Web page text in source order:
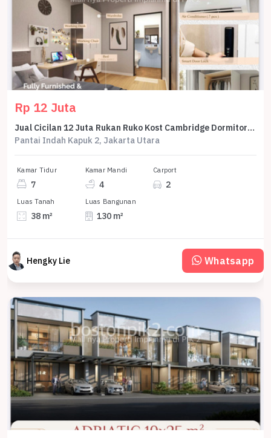
Rp 12 Juta
Jual Cicilan 12 Juta Rukan Ruko Kost Cambridge Dormitory Pik 2 4,5x8,5 Hoek Lb 130 3 Lantai Program Dp 0% Selama 24 Bulan
Pantai Indah Kapuk 2, Jakarta Utara
Kamar Tidur
7
Kamar Mandi
4
Carport
2
Luas Tanah
38 m²
Luas Bangunan
130 m²
Hengky Lie Whatsapp